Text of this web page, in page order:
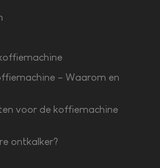
– Waarom en
voor de koffiemachine
ontkalker?